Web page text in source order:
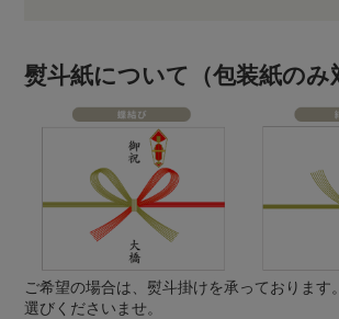
熨斗紙について（包装紙のみ
ご希望の場合は、熨斗掛けを承っております
選びくださいませ。